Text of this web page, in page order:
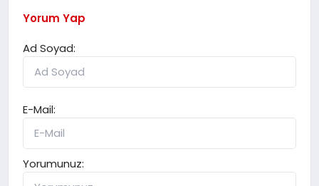
Yorum Yap
Ad Soyad:
E-Mail:
Yorumunuz: